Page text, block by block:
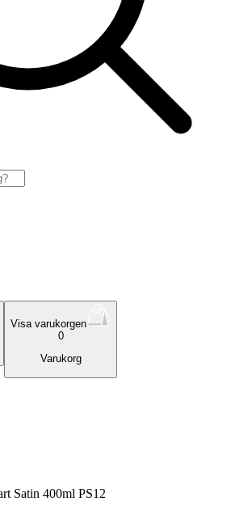
Visa varukorgen
0
Varukorg
Satin 400ml PS12